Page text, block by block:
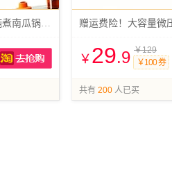
大容量家用微压锅多功能炖煮南瓜锅不粘锅
￥ 29.9 ￥129
￥100 券
共有 200 人已买